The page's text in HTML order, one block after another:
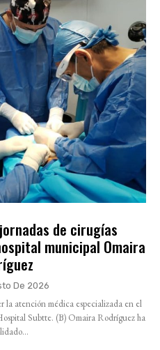
de cirugías
municipal Omaira
De 2026
la atención médica especializada en el
Subtte. (B) Omaira Rodríguez ha